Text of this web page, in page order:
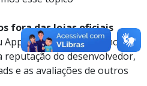
fora das lojas oficiais
App Store). Mesmo
reputação do desenvolvedor,
e as avaliações de outros